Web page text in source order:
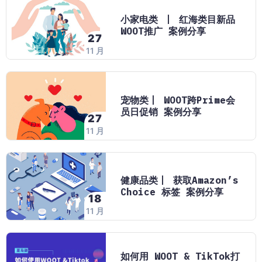
27
11 月
小家电类 丨 红海类目新品
WOOT推广 案例分享
27
11 月
宠物类丨 WOOT跨Prime会
员日促销 案例分享
18
11 月
健康品类丨 获取Amazon’s
Choice 标签 案例分享
如何用 WOOT & TikTok打